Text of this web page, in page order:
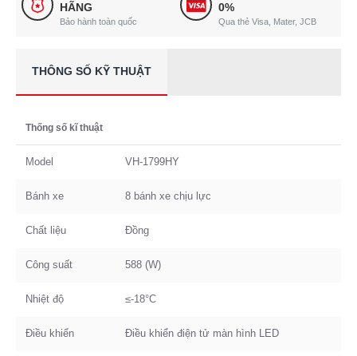
HÃNG
Bảo hành toàn quốc
0%
Qua thẻ Visa, Mater, JCB
THÔNG SỐ KỸ THUẬT
Thống số kĩ thuật
Model VH-1799HY
Bánh xe 8 bánh xe chịu lực
Chất liệu Đồng
Công suất 588 (W)
Nhiệt độ ≤-18°C
Điều khiển Điều khiển điện tử màn hình LED